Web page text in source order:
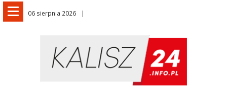
06 sierpnia 2026